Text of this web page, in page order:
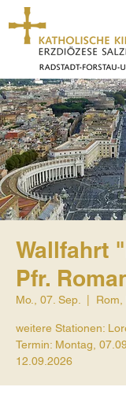
Wallfahrt
Pfr.
Mo., 07. Sep. Rom,
weitere Stationen:
Termin: Montag,
12.09.2026